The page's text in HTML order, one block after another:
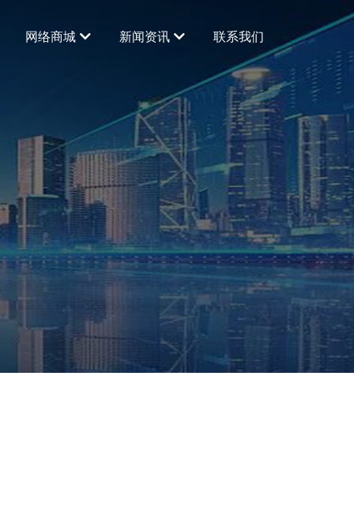
网络商城 新闻资讯 联系我们